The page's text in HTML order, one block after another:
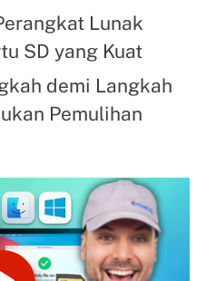
Lunak
SD yang Kuat
demi Langkah
Pemulihan